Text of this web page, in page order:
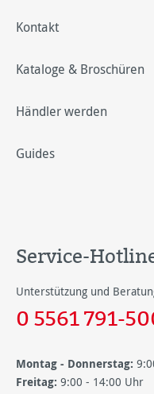
Kontakt
Kataloge & Broschüren
Händler werden
Guides
Service-
Unterstützung und
0 5561 791-
Montag - Donnerstag:
Freitag: 9:00 - 14:00 Uhr